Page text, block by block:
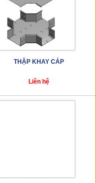
THẬP KHAY CÁP
Liên hệ